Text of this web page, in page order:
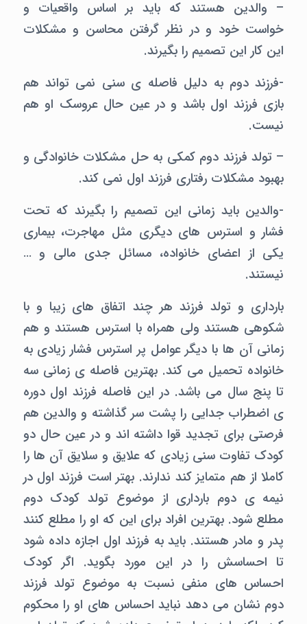
– والدین هستند که باید بر اساس واقعیات و
خواست خود و در نظر گرفتن محاسن و مشکلات
این کار این تصمیم را بگیرند.
-فرزند دوم به دلیل فاصله ی سنی نمی تواند هم
بازی فرزند اول باشد و در عین حال عروسک او هم
نیست.
– تولد فرزند دوم کمکی به حل مشکلات خانوادگی و
بهبود مشکلات رفتاری فرزند اول نمی کند.
-والدین باید زمانی این تصمیم را بگیرند که تحت
فشار و استرس های دیگری مثل مهاجرت، بیماری
یکی از اعضای خانواده، مسائل جدی مالی و …
نیستند.
بارداری و تولد فرزند هر چند اتفاق های زیبا و با
شکوهی هستند ولی همراه با استرس هستند و هم
زمانی آن ها با دیگر عوامل پر استرس فشار زیادی به
خانواده تحمیل می کند. بهترین فاصله ی زمانی سه
تا پنج سال می باشد. در این فاصله فرزند اول دوره
ی اضطراب جدایی را پشت سر گذاشته و والدین هم
فرصتی برای تجدید قوا داشته اند و در عین حال دو
کودک تفاوت سنی زیادی که علایق و سلایق آن ها را
کاملا از هم متمایز کند ندارند. بهتر است فرزند اول در
نیمه ی دوم بارداری از موضوع تولد کودک دوم
مطلع شود. بهترین افراد برای این که او را مطلع کنند
پدر و مادر هستند. باید به فرزند اول اجازه داده شود
تا احساسش را در این مورد بگوید. اگر کودک
احساس های منفی نسبت به موضوع تولد فرزند
دوم نشان می دهد نباید احساس های او را محکوم